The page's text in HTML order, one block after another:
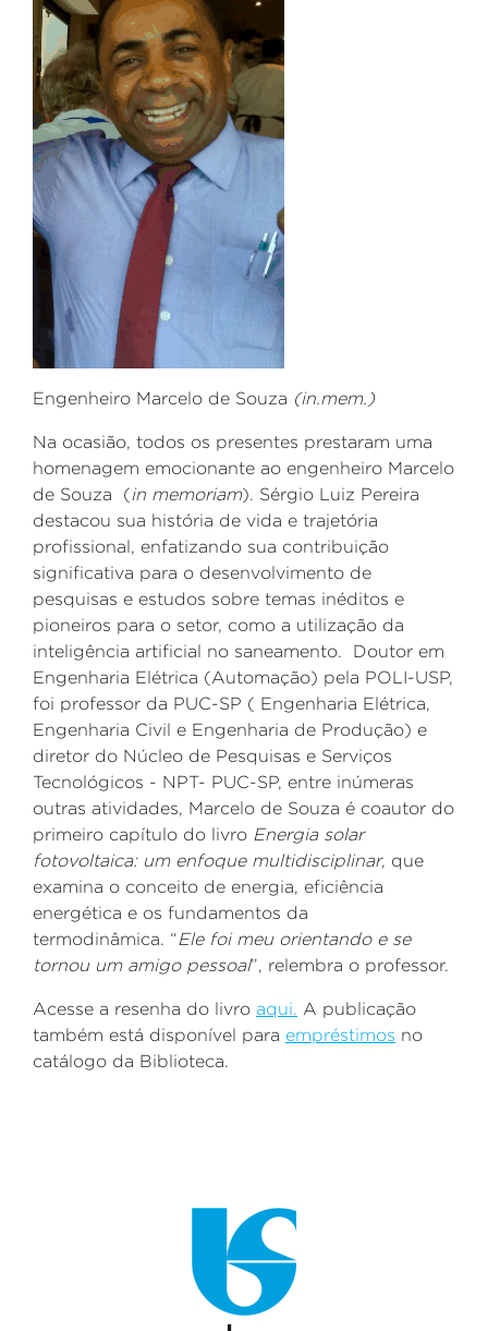
Engenheiro Marcelo de Souza (in.mem.)
Na ocasião, todos os presentes prestaram uma
homenagem emocionante ao engenheiro Marcelo
de Souza (in memoriam). Sérgio Luiz Pereira
destacou sua história de vida e trajetória
profissional, enfatizando sua contribuição
significativa para o desenvolvimento de
pesquisas e estudos sobre temas inéditos e
pioneiros para o setor, como a utilização da
inteligência artificial no saneamento.
Doutor em
Engenharia Elétrica (Automação) pela POLI-USP,
foi professor da PUC-SP ( Engenharia Elétrica,
Engenharia Civil e Engenharia de Produção) e
diretor do Núcleo de Pesquisas e Serviços
Tecnológicos - NPT- PUC-SP, entre inúmeras
outras atividades, Marcelo de Souza é coautor do
primeiro capítulo do livro Energia solar
fotovoltaica: um enfoque multidisciplinar, que
examina o conceito de energia, eficiência
energética e os fundamentos da
termodinâmica. “Ele foi meu orientando e se
tornou um amigo pessoal”, relembra o professor.
Acesse a resenha do livro aqui. A publicação
também está disponível para empréstimos no
catálogo da Biblioteca.